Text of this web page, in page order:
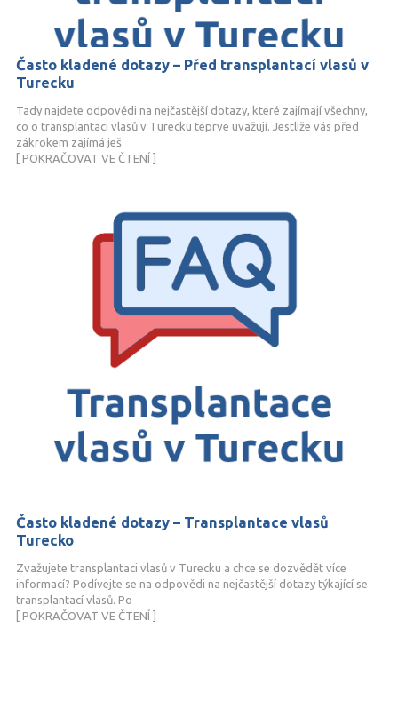
Často kladené dotazy – Před transplantací vlasů v
Turecku
Tady najdete odpovědi na nejčastější dotazy, které zajímají všechny,
co o transplantaci vlasů v Turecku teprve uvažují. Jestliže vás před
zákrokem zajímá ješ
[ POKRAČOVAT VE ČTENÍ ]
Často kladené dotazy – Transplantace vlasů
Turecko
Zvažujete transplantaci vlasů v Turecku a chce se dozvědět více
informací? Podívejte se na odpovědi na nejčastější dotazy týkající se
transplantací vlasů. Po
[ POKRAČOVAT VE ČTENÍ ]